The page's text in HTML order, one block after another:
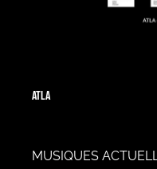
ATLA
MUSIQUES